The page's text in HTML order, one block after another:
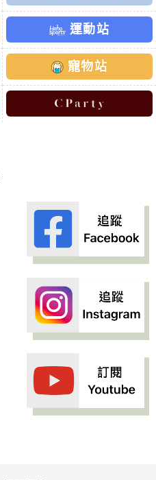
運動站
寵物站